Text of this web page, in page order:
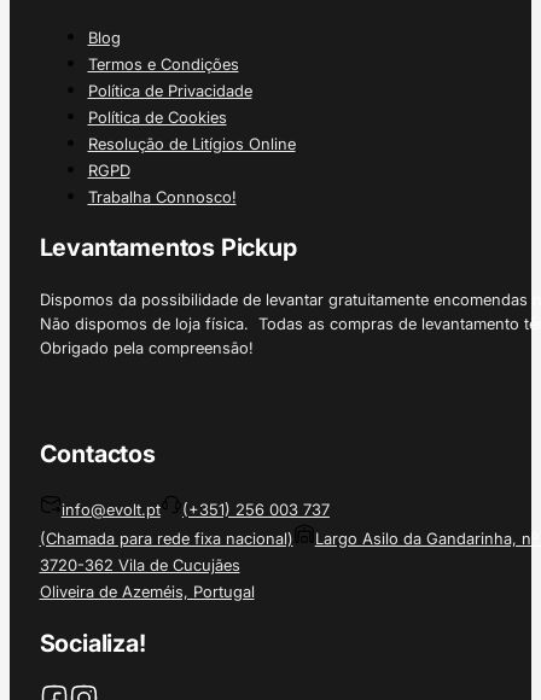
Blog
Termos e Condições
Política de Privacidade
Política de Cookies
Resolução de Litígios Online
RGPD
Trabalha Connosco!
Levantamentos Pickup
Dispomos da possibilidade de levantar gratuitamente
Não dispomos de loja física. Todas as compras de levantamento
Obrigado pela compreensão!
Contactos
info@evolt.pt
(+351) 256 003 737
(Chamada para rede fixa nacional)
Largo Asilo da Gandarinha, nº
3720-362 Vila de Cucujães
Oliveira de Azeméis, Portugal
Socializa!